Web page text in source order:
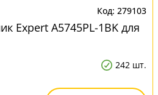
279103
Expert A5745PL-1BK для
242 шт.